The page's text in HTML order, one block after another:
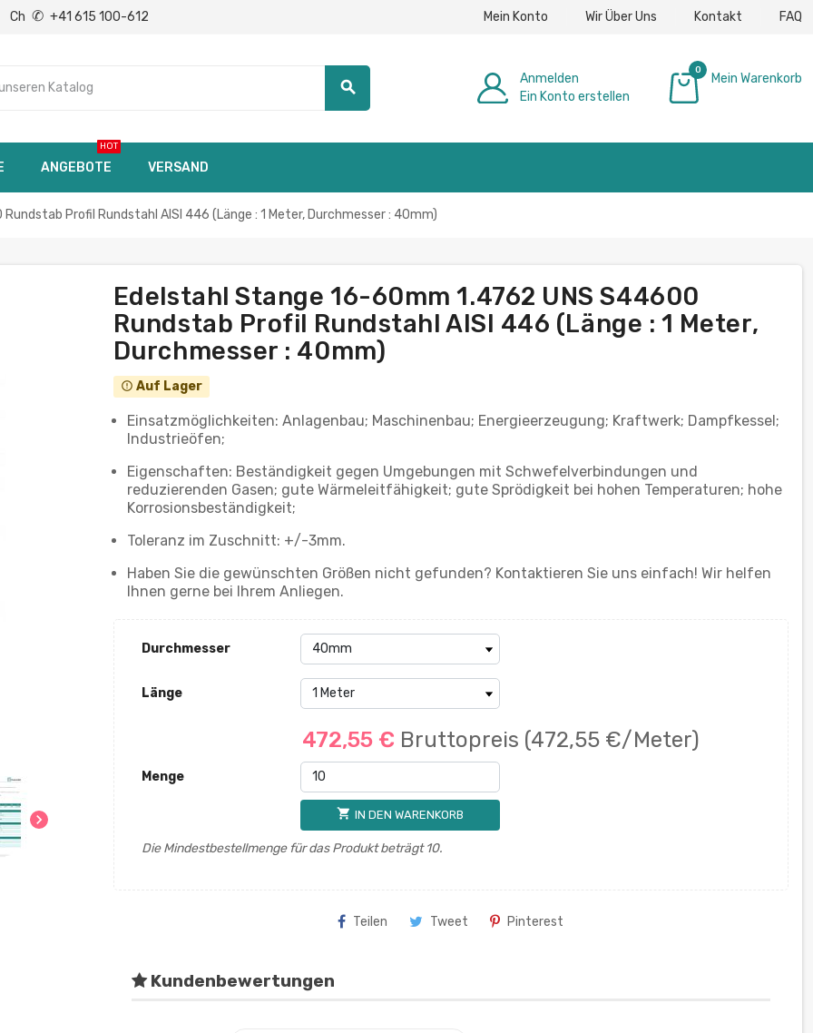
Ch ✆ +41 615 100-612 Mein Konto Wir Über Uns Kontakt FAQ
search
Anmelden
Ein Konto erstellen
0
Mein Warenkorb
ANGEBOTE
HOT
VERSAND
Profil Rundstahl AISI 446 (Länge : 1 Meter, Durchmesser : 40mm)
chevron_right
Edelstahl Stange 16-60mm 1.4762 UNS S44600
Rundstab Profil Rundstahl AISI 446 (Länge : 1 Meter,
Durchmesser : 40mm)
error_outline Auf Lager
Einsatzmöglichkeiten: Anlagenbau; Maschinenbau; Energieerzeugung; Kraftwerk; Dampfkessel;
Industrieöfen;
Eigenschaften: Beständigkeit gegen Umgebungen mit Schwefelverbindungen und
reduzierenden Gasen; gute Wärmeleitfähigkeit; gute Sprödigkeit bei hohen Temperaturen; hohe
Korrosionsbeständigkeit;
Toleranz im Zuschnitt: +/-3mm.
Haben Sie die gewünschten Größen nicht gefunden? Kontaktieren Sie uns einfach! Wir helfen
Ihnen gerne bei Ihrem Anliegen.
Durchmesser
Länge
472,55 € Bruttopreis (472,55 €/Meter)
Menge
shopping_cart IN DEN WARENKORB
Die Mindestbestellmenge für das Produkt beträgt 10.
Teilen Tweet Pinterest
Kundenbewertungen